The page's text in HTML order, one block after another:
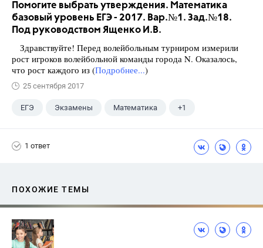
Помогите выбрать утверждения. Математика
базовый уровень ЕГЭ - 2017. Вар.№1. Зад.№18.
Под руководством Ященко И.В.
Здравствуйте! Перед волейбольным турниром измерили
рост игроков волейбольной команды города N. Оказалось,
что рост каждого из (Подробнее...)
25 сентября 2017
ЕГЭ Экзамены Математика +1
1 ответ
ПОХОЖИЕ ТЕМЫ